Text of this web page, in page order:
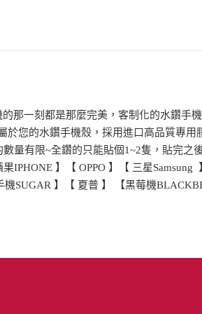
那一刻都是那麼完美，客制化的水鑽手
於您的水鑽手機殼，採用進口高品質專用
量有限~全鑽的只能貼個1~2隻，貼完之
IPHONE 】【 OPPO 】【 三星Samsung
SUGAR 】【 夏普 】 【黑莓機